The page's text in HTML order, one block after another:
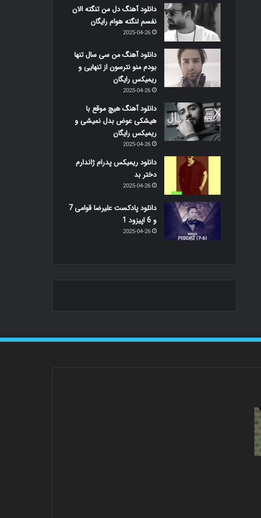
دانلود آهنگ دل من تنگته الان
نفسم لنگته هوام رایگان
2025-04-26
دانلود آهنگ من سی سال تنها
بودم منو نترسون از تنهایی و
ریمیکس رایگان
2025-04-26
دانلود آهنگ هیچ موقع با
هیشکی عوض بدل نمیشی و
ریمیکس رایگان
2025-04-26
دانلود ریمیکس پدرام ژاندارم
دختر بد
2025-04-26
دانلود پادکست علیرضا قوامی 7
و 6 اپیزود 1
2025-04-26